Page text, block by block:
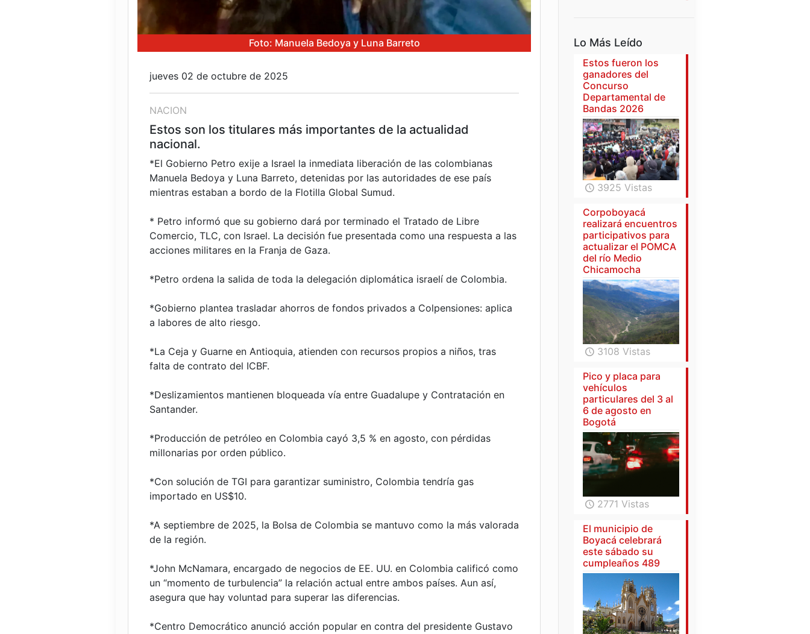
Foto: Manuela Bedoya y Luna Barreto
jueves 02 de octubre de 2025
NACION
Estos son los titulares más importantes de la actualidad
nacional.
*El Gobierno Petro exije a Israel la inmediata liberación de las colombianas
Manuela Bedoya y Luna Barreto, detenidas por las autoridades de ese país
mientras estaban a bordo de la Flotilla Global Sumud.
* Petro informó que su gobierno dará por terminado el Tratado de Libre
Comercio, TLC, con Israel. La decisión fue presentada como una respuesta a las
acciones militares en la Franja de Gaza.
*Petro ordena la salida de toda la delegación diplomática israelí de Colombia.
*Gobierno plantea trasladar ahorros de fondos privados a Colpensiones: aplica
a labores de alto riesgo.
*La Ceja y Guarne en Antioquia, atienden con recursos propios a niños, tras
falta de contrato del ICBF.
*Deslizamientos mantienen bloqueada vía entre Guadalupe y Contratación en
Santander.
*Producción de petróleo en Colombia cayó 3,5 % en agosto, con pérdidas
millonarias por orden público.
*Con solución de TGI para garantizar suministro, Colombia tendría gas
importado en US$10.
*A septiembre de 2025, la Bolsa de Colombia se mantuvo como la más valorada
de la región.
*John McNamara, encargado de negocios de EE. UU. en Colombia calificó como
un “momento de turbulencia” la relación actual entre ambos países. Aun así,
asegura que hay voluntad para superar las diferencias.
*Centro Democrático anunció acción popular en contra del presidente Gustavo
Lo Más Leído
Estos fueron los
ganadores del
Concurso
Departamental de
Bandas 2026
3925 Vistas
Corpoboyacá
realizará encuentros
participativos para
actualizar el POMCA
del río Medio
Chicamocha
3108 Vistas
Pico y placa para
vehículos
particulares del 3 al
6 de agosto en
Bogotá
2771 Vistas
El municipio de
Boyacá celebrará
este sábado su
cumpleaños 489